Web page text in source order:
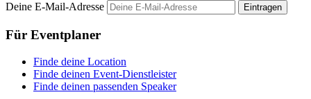
Deine E-Mail-Adresse Eintragen
Für Eventplaner
Finde deine Location
Finde deinen Event-Dienstleister
Finde deinen passenden Speaker